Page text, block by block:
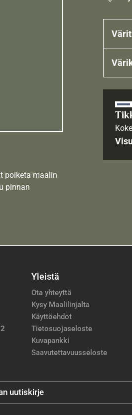
poiketa maalin
pinnan
Yleistä
Ota yhteyttä
Kysy Maalilinjalta
Käyttöehdot
Tietosuojaseloste
Kuvapankki
Saavutettavuusseloste
uutiskirje